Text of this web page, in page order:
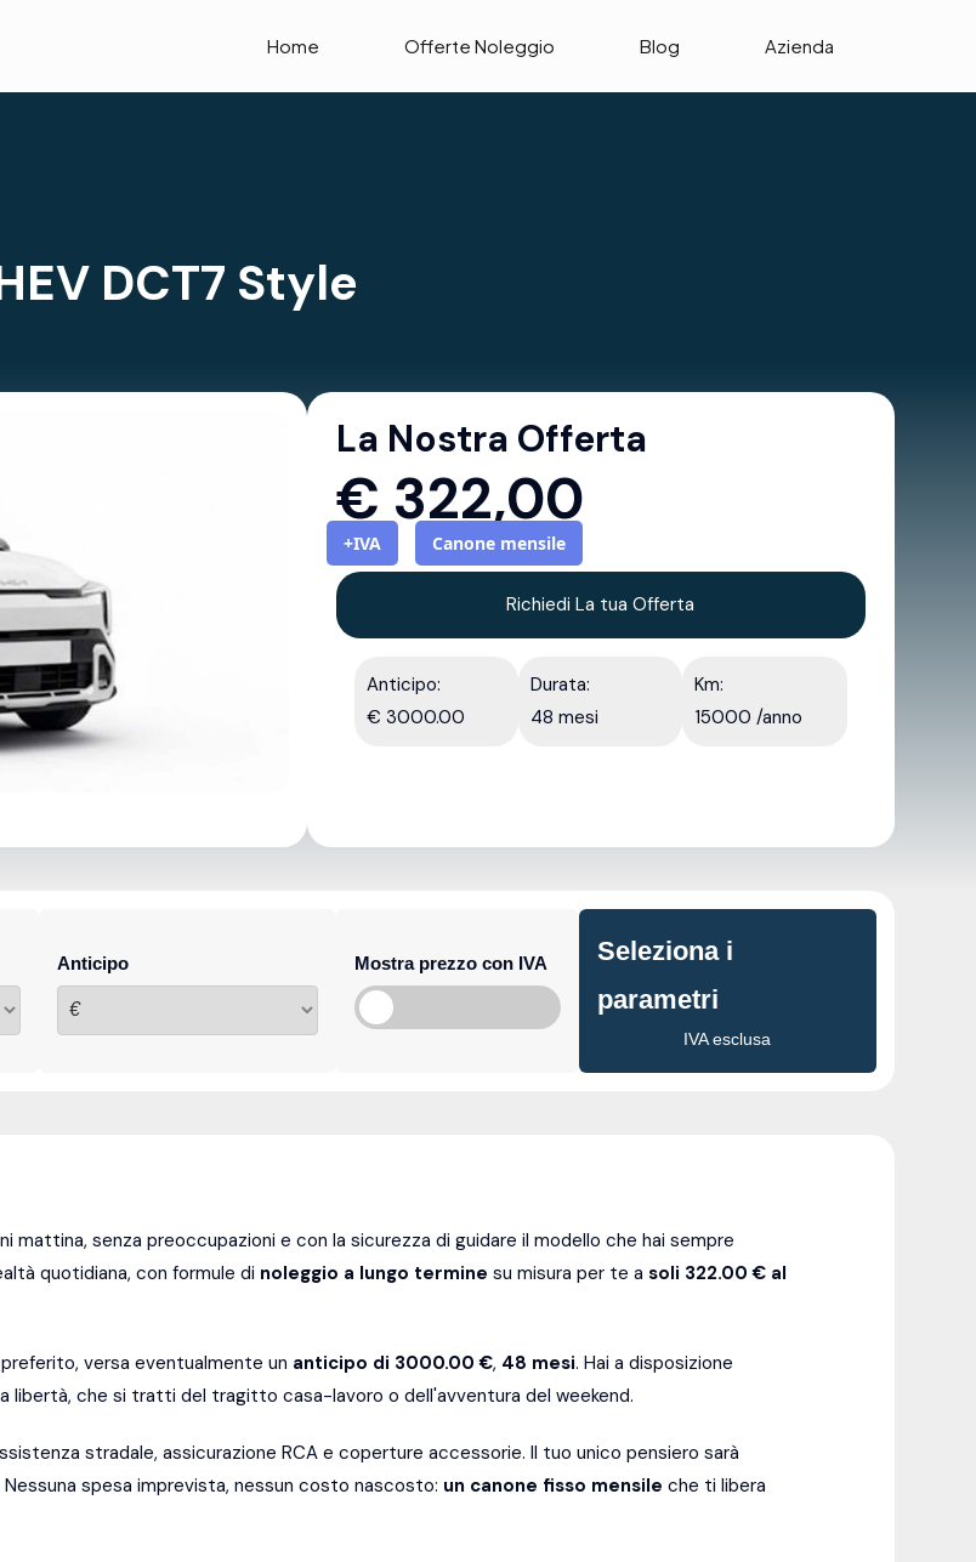
Home Offerte Noleggio Blog Azienda
DCT7 Style
La Nostra Offerta
€ 322,00
+IVA Canone mensile
Richiedi La tua Offerta
Anticipo:
€ 3000.00
Durata:
48 mesi
Km:
15000 /anno
Anticipo
€
Mostra prezzo con IVA
Seleziona i
parametri
IVA esclusa
mattina, senza preoccupazioni e con la sicurezza di guidare il modello che hai sempre
quotidiana, con formule di noleggio a lungo termine su misura per te asoli 322.00 € al
versa eventualmente un anticipo di 3000.00 €, 48 mesi. Hai a disposizione
libertà, che si tratti del tragitto casa-lavoro o dell'avventura del weekend.
stradale, assicurazione RCA e coperture accessorie. Il tuo unico pensiero sarà
spesa imprevista, nessun costo nascosto: un canone fisso mensile che ti libera